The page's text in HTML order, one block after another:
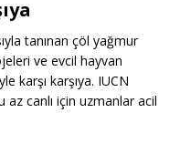
tanınan çöl yağmur
ve evcil hayvan
karşı karşıya. IUCN
canlı için uzmanlar acil